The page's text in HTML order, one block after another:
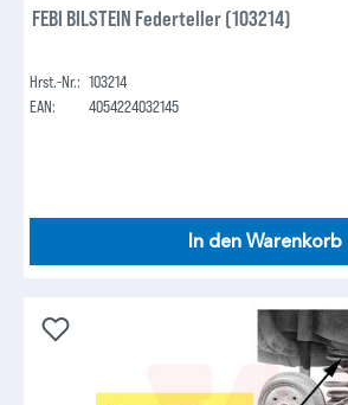
FEBI BILSTEIN Federteller (103214)
Hrst.-Nr.: 103214
EAN:
4054224032145
In den Warenkorb